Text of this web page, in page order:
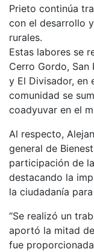
Prieto continúa
con el desarrollo
rurales.
Estas labores se
Cerro Gordo, San
y El Divisador, en
comunidad se
coadyuvar en el
Al respecto,
general de
participación de
destacando la
la ciudadanía
“Se realizó un
aportó la mitad
fue